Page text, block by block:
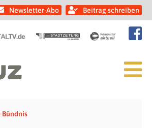
Newsletter-Abo Beitrag schreiben
Bündnis